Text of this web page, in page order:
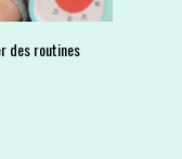
des routines